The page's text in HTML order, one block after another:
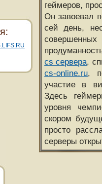
геймеров,
Он завоевал
сей день,
cs сервера,
cs-online.ru,
участие в
Здесь
уровня
скором
просто
серверы